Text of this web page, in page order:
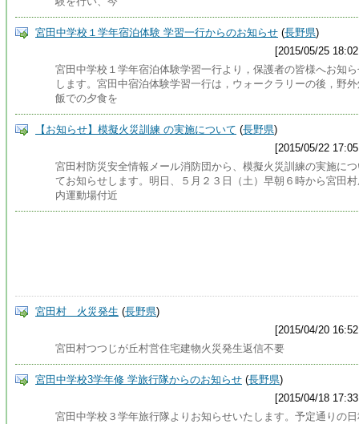
宮田中学校１学年宿泊体験 学習一行からのお知らせ (長野県)
[2015/05/25
宮田中学校１学年宿泊体験学習一行より，保護者の皆様へお知
します。宮田中宿泊体験学習一行は，ウォークラリーの後，野
飯での夕食を
【お知らせ】模擬火災訓練 の実施について (長野県)
[2015/05/22
宮田村防災安全情報メール消防団から、模擬火災訓練の実施に
てお知らせします。明日、５月２３日（土）早朝６時から宮田
内運動場付近
宮田村 火災発生 (長野県)
[2015/04/20
宮田村つつじが丘村営住宅建物火災発生返信不要
宮田中学校3学年修 学旅行隊からのお知らせ (長野県)
[2015/04/18
宮田中学校３学年旅行隊よりお知らせいたします。予定通りの